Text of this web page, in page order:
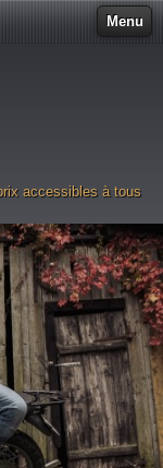
Menu
accessibles à tous